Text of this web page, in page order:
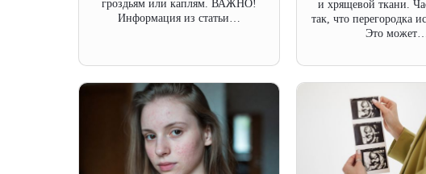
гроздьям или каплям. ВАЖНО!
Информация из статьи…
и хрящевой ткани.
так, что перегородка
Это